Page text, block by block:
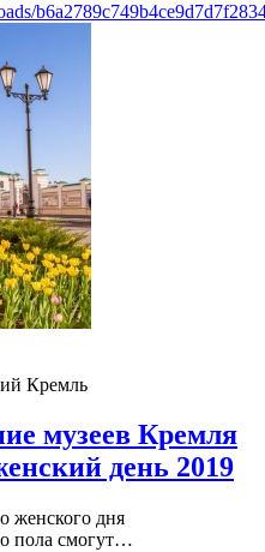
Кремль
музеев Кремля
день 2019
женского дня
пола смогут…